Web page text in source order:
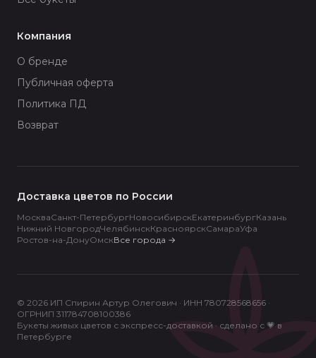
Компания
О бренде
Публичная оферта
Политика ПД
Возврат
Доставка цветов по России
МоскваСанкт-ПетербургНовосибирскЕкатеринбургКазань
Нижний НовгородЧелябинскКрасноярскСамараУфа
Ростов-на-ДонуОмскВсе города →
© 2026 ИП Спирин Артур Олегович · ИНН 780728568656 ·
ОГРНИП 311784708100386
Букеты живых цветов с экспресс-доставкой · сделано с 💗 в
Петербурге